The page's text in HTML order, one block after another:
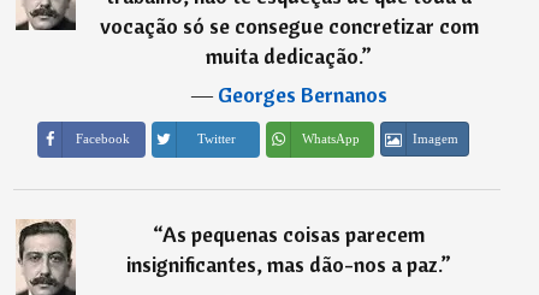
vocação só se consegue concretizar com
muita dedicação.”
―Georges Bernanos
Facebook Twitter WhatsApp Imagem
“As pequenas coisas parecem
insignificantes, mas dão-nos a paz.”